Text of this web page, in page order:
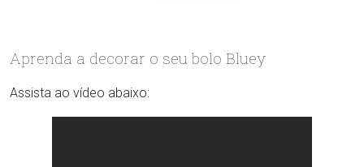
Aprenda a decorar o seu bolo Bluey
Assista ao vídeo abaixo: